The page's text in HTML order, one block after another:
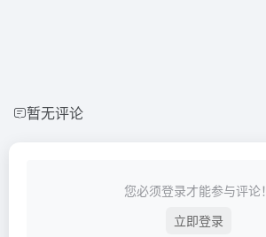
暂无评论
您必须登录才能参与评论！
立即登录